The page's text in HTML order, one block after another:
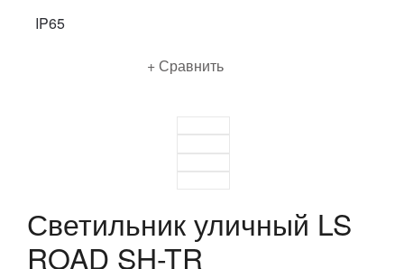
IP65
Сравнить
Светильник уличный LS
ROAD SH-TR